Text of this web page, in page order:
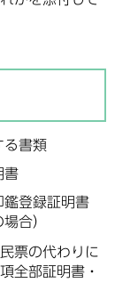
る書類
書
鑑登録証明書
合）
票の代わりに
全部証明書・